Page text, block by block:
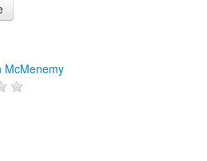
McMenemy